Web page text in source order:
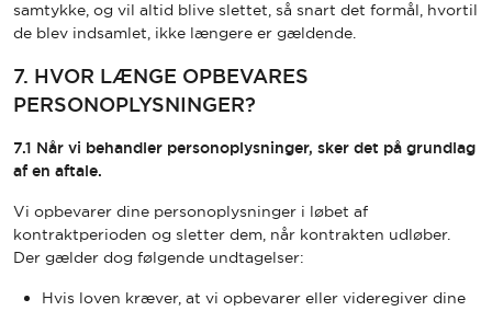
samtykke, og vil altid blive slettet, så snart det formål, hvortil
de blev indsamlet, ikke længere er gældende.
7. HVOR LÆNGE OPBEVARES
PERSONOPLYSNINGER?
7.1 Når vi behandler personoplysninger, sker det på grundlag
af en aftale.
Vi opbevarer dine personoplysninger i løbet af
kontraktperioden og sletter dem, når kontrakten udløber.
Der gælder dog følgende undtagelser:
Hvis loven kræver, at vi opbevarer eller videregiver dine